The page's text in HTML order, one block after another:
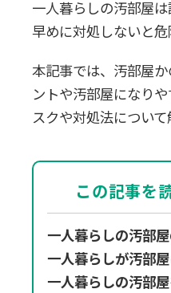
一人暮らしの汚部屋は
早めに対処しないと危
本記事では、汚部屋
ントや汚部屋になり
スクや対処法について
この記事を
一人暮らしの汚部
一人暮らしが汚部
一人暮らしの汚部